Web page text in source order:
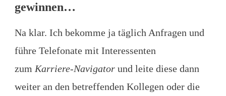
gewinnen…
Na klar. Ich bekomme ja täglich Anfragen und
führe Telefonate mit Interessenten
zum Karriere-Navigator und leite diese dann
weiter an den betreffenden Kollegen oder die